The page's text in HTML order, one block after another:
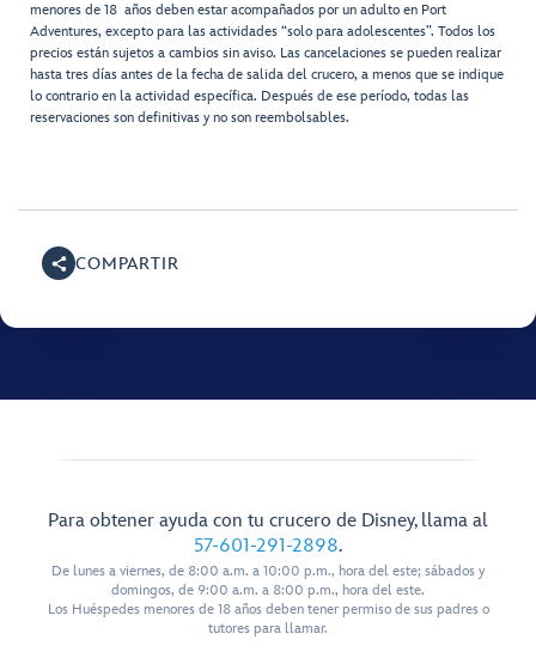
menores de 18 años deben estar acompañados por un adulto en Port
Adventures, excepto para las actividades “solo para adolescentes”. Todos los
precios están sujetos a cambios sin aviso. Las cancelaciones se pueden realizar
hasta tres días antes de la fecha de salida del crucero, a menos que se indique
lo contrario en la actividad específica. Después de ese período, todas las
reservaciones son definitivas y no son reembolsables.
COMPARTIR
Para obtener ayuda con tu crucero de Disney, llama al
57-601-291-2898.
De lunes a viernes, de 8:00 a.m. a 10:00 p.m., hora del este; sábados y
domingos, de 9:00 a.m. a 8:00 p.m., hora del este.
Los Huéspedes menores de 18 años deben tener permiso de sus padres o
tutores para llamar.